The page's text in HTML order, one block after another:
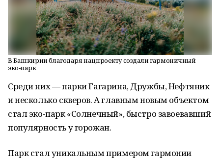
В Башкирии благодаря нацпроекту создали гармоничный
эко‑парк
Среди них — парки Гагарина, Дружбы, Нефтяник
и несколько скверов. А главным новым объектом
стал эко-парк «Солнечный», быстро завоевавший
популярность у горожан.
Парк стал уникальным примером гармонии